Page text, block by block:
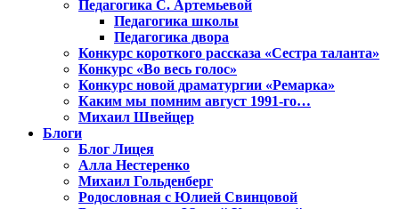
Педагогика С. Артемьевой
Педагогика школы
Педагогика двора
Конкурс короткого рассказа «Сестра таланта»
Конкурс «Во весь голос»
Конкурс новой драматургии «Ремарка»
Каким мы помним август 1991-го…
Михаил Швейцер
Блоги
Блог Лицея
Алла Нестеренко
Михаил Гольденберг
Родословная с Юлией Свинцовой